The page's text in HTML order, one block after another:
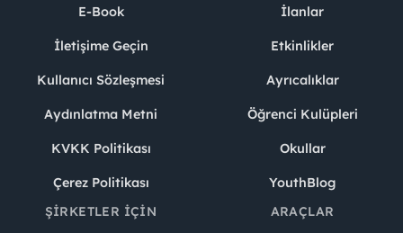
E-Book
İletişime Geçin
Kullanıcı Sözleşmesi
Aydınlatma Metni
KVKK Politikası
Çerez Politikası
İlanlar
Etkinlikler
Ayrıcalıklar
Öğrenci Kulüpleri
Okullar
YouthBlog
ŞIRKETLER İÇIN
ARAÇLAR